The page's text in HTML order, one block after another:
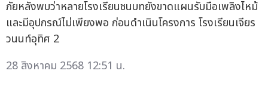
ภัยหลังพบว่าหลายโรงเรียนชนบทยังขาดแผนรับมือเพลิงไหม้
และมีอุปกรณ์ไม่เพียงพอ ก่อนดำเนินโครงการ โรงเรียนเจียร
วนนท์อุทิศ 2
28 สิงหาคม 2568 12:51 น.